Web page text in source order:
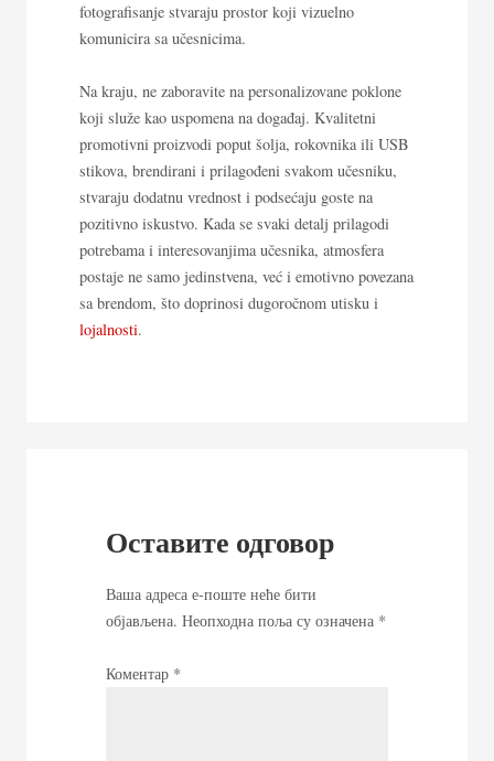
fotografisanje stvaraju prostor koji vizuelno
komunicira sa učesnicima.
Na kraju, ne zaboravite na personalizovane poklone
koji služe kao uspomena na događaj. Kvalitetni
promotivni proizvodi poput šolja, rokovnika ili USB
stikova, brendirani i prilagođeni svakom učesniku,
stvaraju dodatnu vrednost i podsećaju goste na
pozitivno iskustvo. Kada se svaki detalj prilagodi
potrebama i interesovanjima učesnika, atmosfera
postaje ne samo jedinstvena, već i emotivno povezana
sa brendom, što doprinosi dugoročnom utisku i
lojalnosti.
Оставите одговор
Ваша адреса е-поште неће бити
објављена. Неопходна поља су означена *
Коментар *